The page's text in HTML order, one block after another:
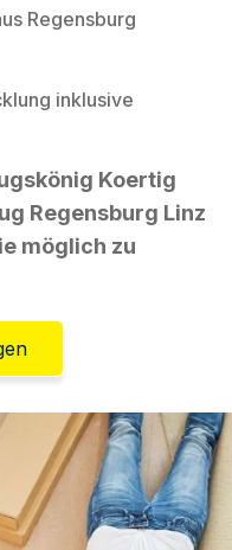
Regensburg
inklusive
Koertig
Regensburg Linz
möglich zu